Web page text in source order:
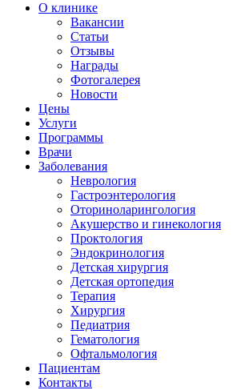
О клинике
Вакансии
Статьи
Отзывы
Награды
Фотогалерея
Новости
Цены
Услуги
Программы
Врачи
Заболевания
Неврология
Гастроэнтерология
Оториноларингология
Акушерство и гинекология
Проктология
Эндокринология
Детская хирургия
Детская ортопедия
Терапия
Хирургия
Педиатрия
Гематология
Офтальмология
Пациентам
Контакты